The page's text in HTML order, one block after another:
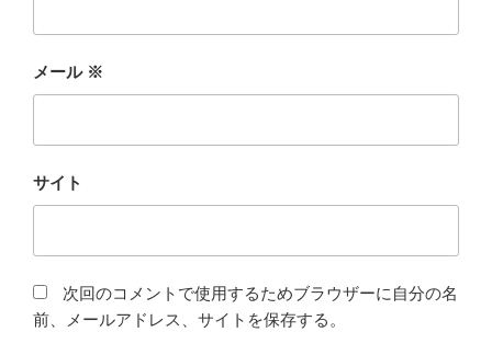
メール ※
サイト
次回のコメントで使用するためブラウザーに自分の名
前、メールアドレス、サイトを保存する。